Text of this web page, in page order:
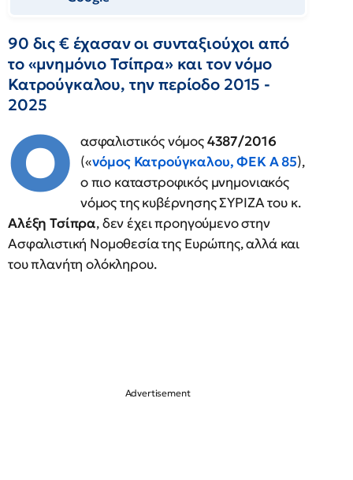
90 δις € έχασαν οι συνταξιούχοι από
το «μνημόνιο Τσίπρα» και τον νόμο
Κατρούγκαλου, την περίοδο 2015 -
2025
Ο ασφαλιστικός νόμος4387/2016
(«νόμος Κατρούγκαλου, ΦΕΚ Α 85),
ο πιο καταστροφικός μνημονιακός
νόμος της κυβέρνησης ΣΥΡΙΖΑ του κ.
Αλέξη Τσίπρα, δεν έχει προηγούμενο στην
Ασφαλιστική Νομοθεσία της Ευρώπης, αλλά και
του πλανήτη ολόκληρου.